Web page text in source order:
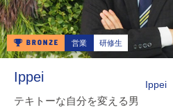
営業 研修生
Ippei Ippei
テキトーな自分を変える男